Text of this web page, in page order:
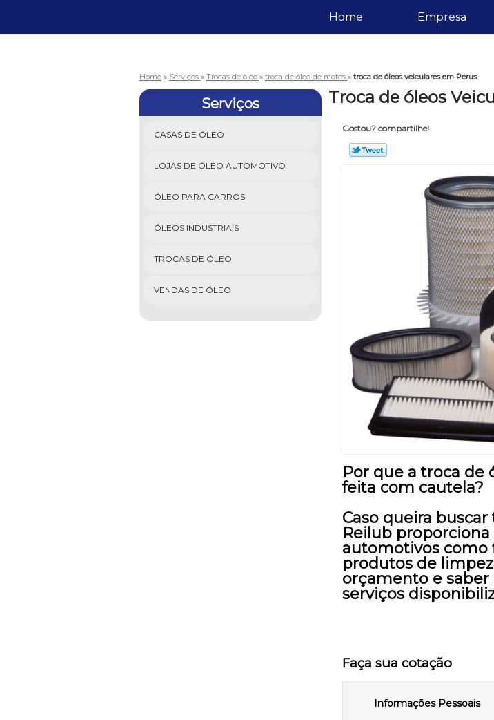
Home Empresa
Home » Serviços » Trocas de óleo » troca de óleo de motos » troca de óleos veiculares em Perus
Serviços
CASAS DE ÓLEO
LOJAS DE ÓLEO AUTOMOTIVO
ÓLEO PARA CARROS
ÓLEOS INDUSTRIAIS
TROCAS DE ÓLEO
VENDAS DE ÓLEO
Troca de óleos
Gostou? compartilhe!
Por que a troca de
feita com cautela?
Caso queira
Reilub
automotivos como
produtos de
orçamento e saber
serviços
Faça sua cotação
Informações Pessoais